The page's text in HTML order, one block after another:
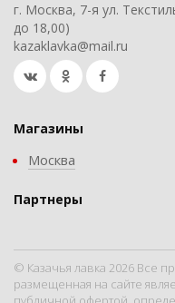
г. Москва, 7-я ул.
до 18,00)
kazaklavka@mail.ru
Магазины
Москва
Партнеры
© Казачья лавка 2026 Все
размещенная на сайте